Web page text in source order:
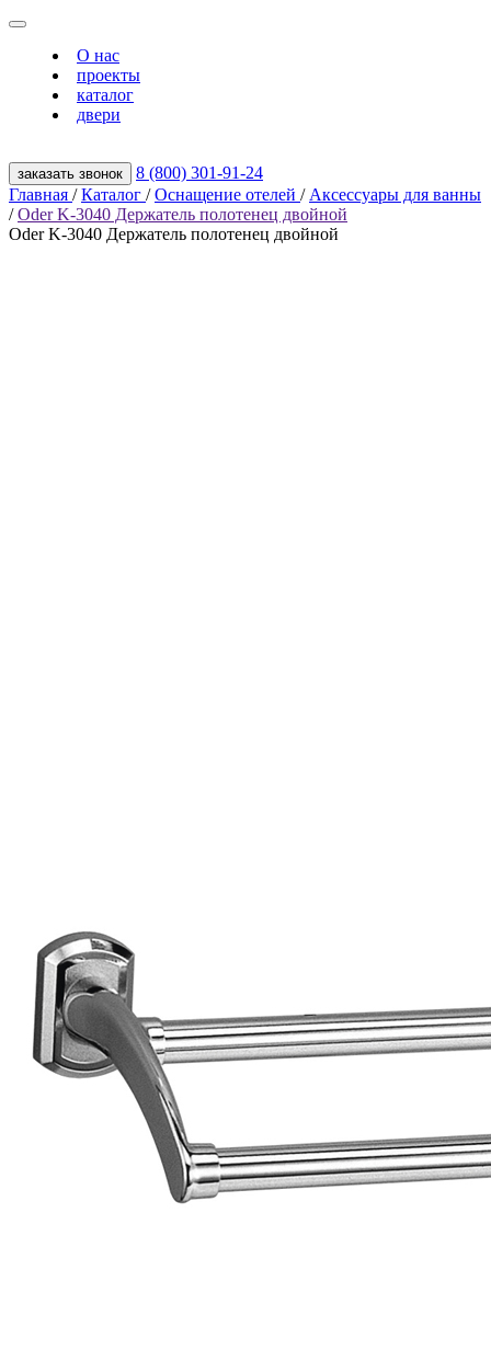
О нас
проекты
каталог
двери
заказать звонок
8 (800) 301‑91‑24
Главная / Каталог / Оснащение отелей / Аксессуары для ванны
/ Oder K-3040 Держатель полотенец двойной
Oder K-3040 Держатель полотенец двойной